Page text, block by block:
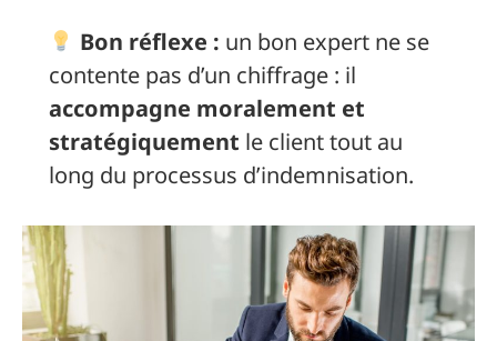
Bon réflexe : un bon expert ne se
contente pas d’un chiffrage : il
accompagne moralement et
stratégiquement le client tout au
long du processus d’indemnisation.